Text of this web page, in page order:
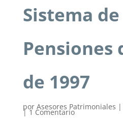
Sistema de
Pensiones
de 1997
por Asesores Patrimoniales |
|1 Comentario